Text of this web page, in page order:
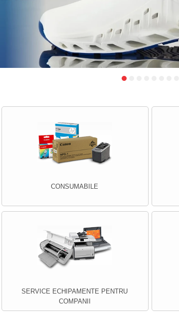
CONSUMABILE
SERVICE ECHIPAMENTE PENTRU
COMPANII